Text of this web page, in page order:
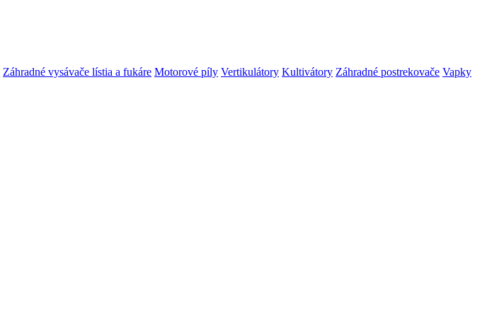
Záhradné vysávače lístia a fukáre Motorové píly Vertikulátory Kultivátory Záhradné postrekovače Vapky